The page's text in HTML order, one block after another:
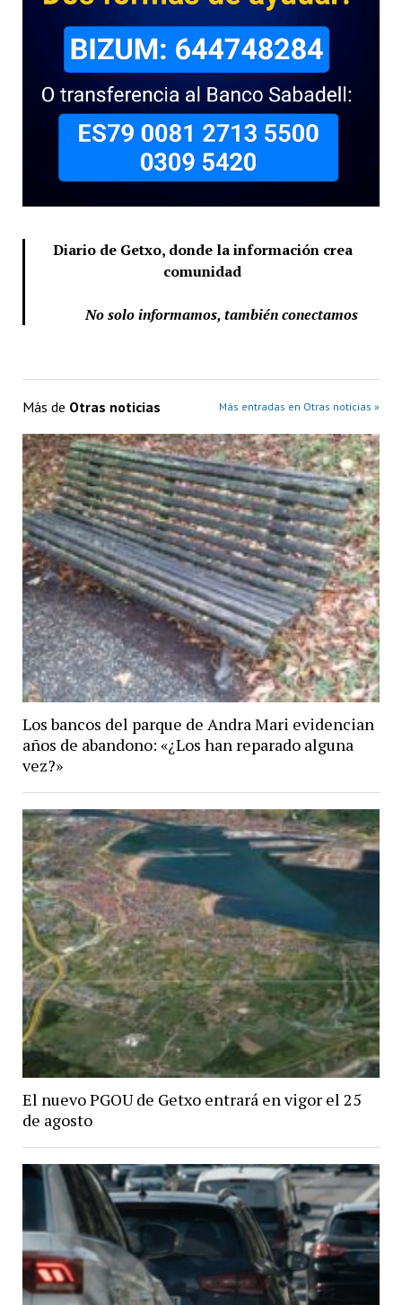
Diario de Getxo, donde la información crea
comunidad
No solo informamos, también conectamos
Más de Otras noticias Más entradas en Otras noticias »
Los bancos del parque de Andra Mari evidencian
años de abandono: «¿Los han reparado alguna
vez?»
El nuevo PGOU de Getxo entrará en vigor el 25
de agosto